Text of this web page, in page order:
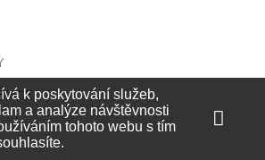
k poskytování služeb,
a analýze návštěvnosti
tohoto webu s tím